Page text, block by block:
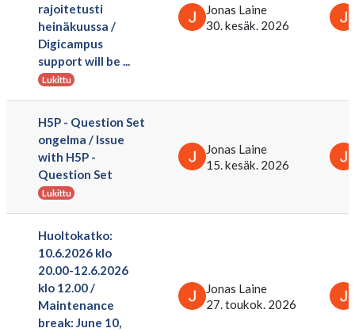
rajoitetusti
heinäkuussa /
Digicampus
support will be ...
Lukittu
Jonas Laine
30. kesäk. 2026
H5P - Question Set
ongelma / Issue
with H5P -
Question Set
Lukittu
Jonas Laine
15. kesäk. 2026
Huoltokatko:
10.6.2026 klo
20.00-12.6.2026
klo 12.00 /
Maintenance
break: June 10,
Jonas Laine
27. toukok. 2026